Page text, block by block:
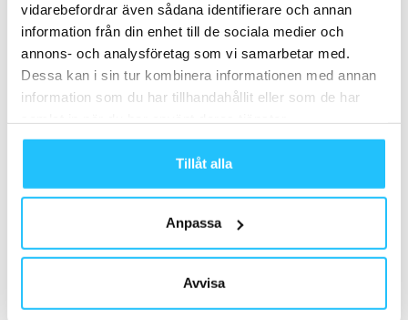
vidarebefordrar även sådana identifierare och annan
information från din enhet till de sociala medier och
annons- och analysföretag som vi samarbetar med.
Dessa kan i sin tur kombinera informationen med annan
information som du har tillhandahållit eller som de har
Tillåt alla
Anpassa
Avvisa
Brian van den Brink
Relaterade artiklar Mer av samma författare
svensk funktionell fitness med
Kraftmark
Digitalt
hälsoplattform – PhysAct – utmanar
stressrelaterad ohälsa genom fysisk